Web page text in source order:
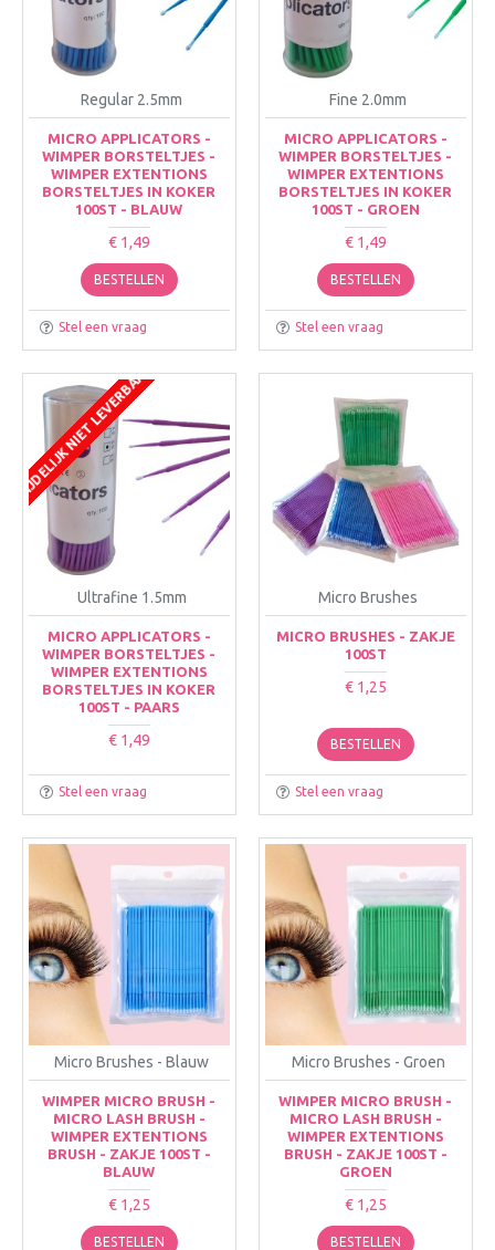
Regular 2.5mm
MICRO APPLICATORS -
WIMPER BORSTELTJES -
WIMPER EXTENTIONS
BORSTELTJES IN KOKER
100ST - BLAUW
€ 1,49
BESTELLEN
Stel een vraag
Fine 2.0mm
MICRO APPLICATORS -
WIMPER BORSTELTJES -
WIMPER EXTENTIONS
BORSTELTJES IN KOKER
100ST - GROEN
€ 1,49
BESTELLEN
Stel een vraag
TIJDELIJK NIET LEVERBAAR
Ultrafine 1.5mm
MICRO APPLICATORS -
WIMPER BORSTELTJES -
WIMPER EXTENTIONS
BORSTELTJES IN KOKER
100ST - PAARS
€ 1,49
Stel een vraag
Micro Brushes
MICRO BRUSHES - ZAKJE
100ST
€ 1,25
BESTELLEN
Stel een vraag
Micro Brushes - Blauw
WIMPER MICRO BRUSH -
MICRO LASH BRUSH -
WIMPER EXTENTIONS
BRUSH - ZAKJE 100ST -
BLAUW
€ 1,25
BESTELLEN
Micro Brushes - Groen
WIMPER MICRO BRUSH -
MICRO LASH BRUSH -
WIMPER EXTENTIONS
BRUSH - ZAKJE 100ST -
GROEN
€ 1,25
BESTELLEN